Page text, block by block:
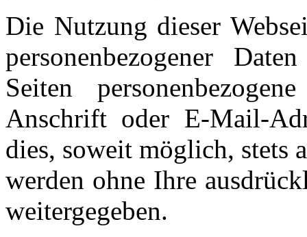
Die Nutzung dieser
personenbezogener
Seiten
Anschrift oder E-Mail-
dies, soweit möglich, stets
werden ohne Ihre
weitergegeben.